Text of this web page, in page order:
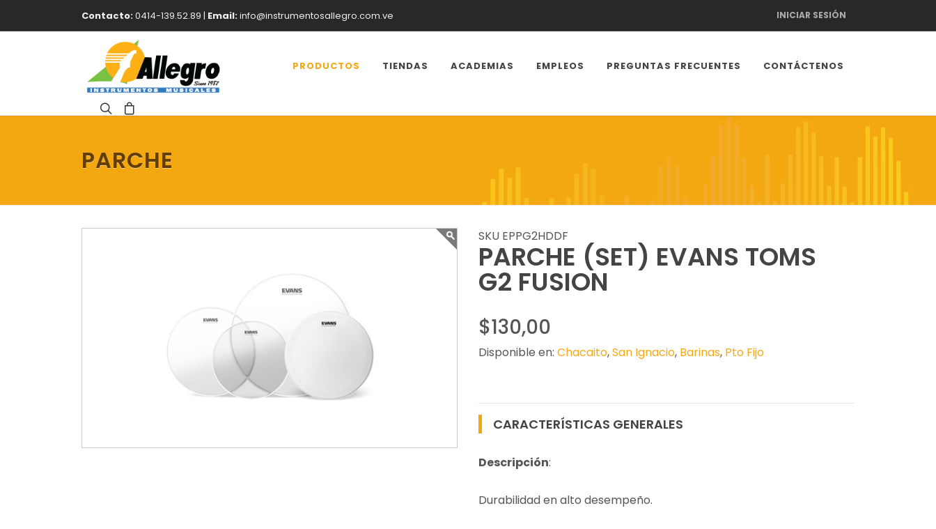
Contacto:0414-139.52.89 | Email:info@instrumentosallegro.com.ve INICIAR SESIÓN
PRODUCTOS TIENDAS ACADEMIAS EMPLEOS PREGUNTAS FRECUENTES CONTÁCTENOS
PARCHE
SKU EPPG2HDDF
PARCHE (SET) EVANS TOMS
G2 FUSION
$130,00
Disponible en: Chacaito,San Ignacio, Barinas, Pto Fijo
CARACTERÍSTICAS GENERALES
Descripción:
Durabilidad en alto desempeño.